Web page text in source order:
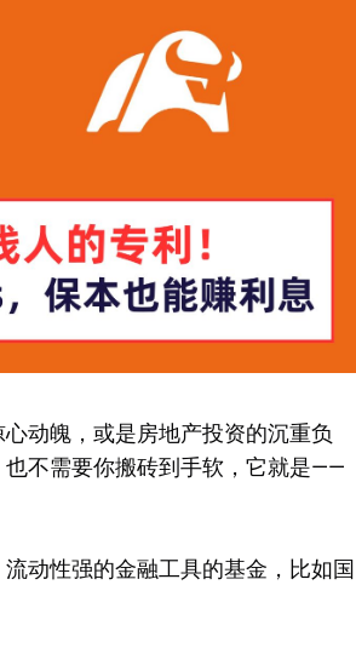
动魄，或是房地产投资的沉重负
不需要你搬砖到手软，它就是——
动性强的金融工具的基金，比如国